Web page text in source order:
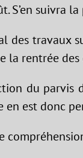
S’en suivra
des
la rentrée des
du
en est donc